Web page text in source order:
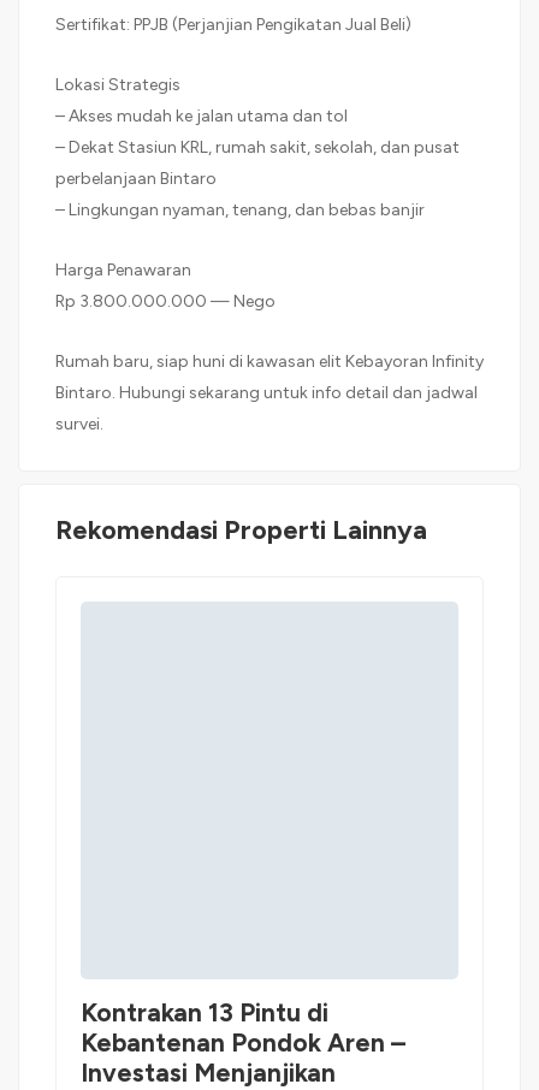
Sertifikat: PPJB (Perjanjian Pengikatan Jual Beli)
Lokasi Strategis
– Akses mudah ke jalan utama dan tol
– Dekat Stasiun KRL, rumah sakit, sekolah, dan pusat
perbelanjaan Bintaro
– Lingkungan nyaman, tenang, dan bebas banjir
Harga Penawaran
Rp 3.800.000.000 — Nego
Rumah baru, siap huni di kawasan elit Kebayoran Infinity
Bintaro. Hubungi sekarang untuk info detail dan jadwal
survei.
Rekomendasi Properti Lainnya
Kontrakan 13 Pintu di
Kebantenan Pondok Aren –
Investasi Menjanjikan